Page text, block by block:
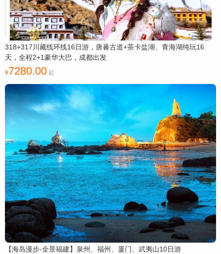
318+317川藏线环线16日游，唐蕃古道+茶卡盐湖、青海湖纯玩16
天，全程2+1豪华大巴，成都出发
7280.00 起
【海岛漫步-全景福建】泉州、福州、厦门、武夷山10日游